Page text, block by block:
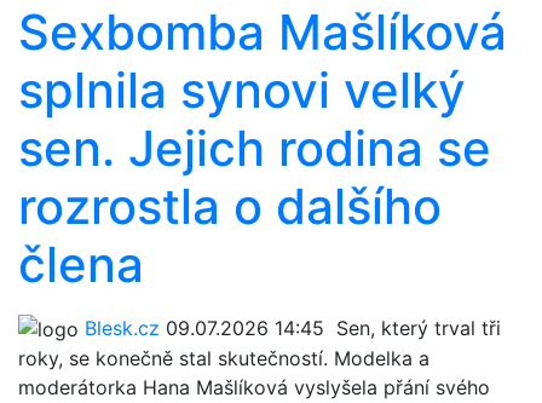
Sexbomba Mašlíková
splnila synovi velký
sen. Jejich rodina se
rozrostla o dalšího
člena
Blesk.cz 09.07.2026 14:45 Sen, který trval tři
roky, se konečně stal skutečností. Modelka a
moderátorka Hana Mašlíková vyslyšela přání svého